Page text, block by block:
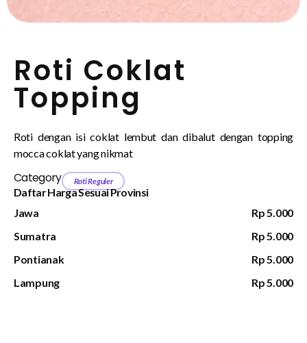
Roti Coklat
Topping
Roti dengan isi coklat lembut dan dibalut dengan topping
mocca coklat yang nikmat
Category Roti Reguler
Daftar Harga Sesuai Provinsi
Jawa
Rp 5.000
Sumatra
Rp 5.000
Pontianak
Rp 5.000
Lampung
Rp 5.000